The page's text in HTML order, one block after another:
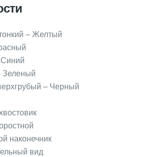
– Желтый
Зеленый
– Черный
наконечник
вид